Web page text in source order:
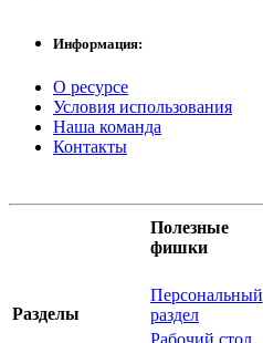
Информация:
О ресурсе
Условия использования
Наша команда
Контакты
Разделы
Полезные
фишки
Персональный
раздел